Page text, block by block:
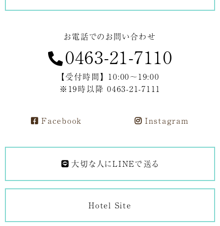
お電話でのお問い合わせ
0463-21-7110
【受付時間】 10:00～19:00
※19時以降 0463-21-7111
Facebook Instagram
大切な人にLINEで送る
Hotel Site